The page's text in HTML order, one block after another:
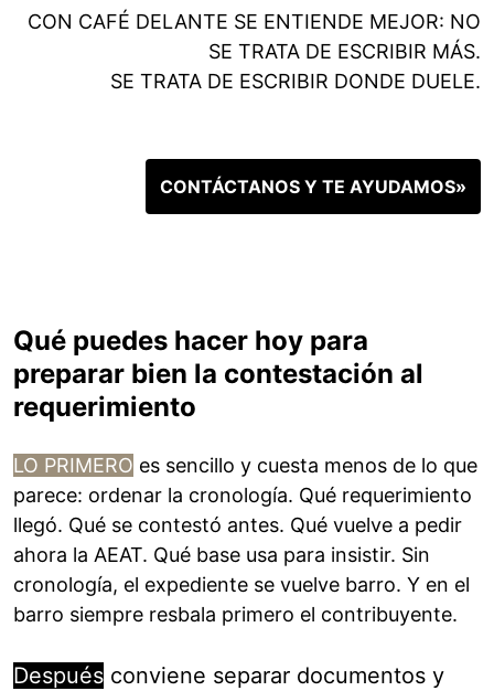
CON CAFÉ DELANTE SE ENTIENDE MEJOR: NO
SE TRATA DE ESCRIBIR MÁS.
SE TRATA DE ESCRIBIR DONDE DUELE.
CONTÁCTANOS Y TE AYUDAMOS»
Qué puedes hacer hoy para
preparar bien la contestación al
requerimiento
LO PRIMERO es sencillo y cuesta menos de lo que
parece: ordenar la cronología. Qué requerimiento
llegó. Qué se contestó antes. Qué vuelve a pedir
ahora la AEAT. Qué base usa para insistir. Sin
cronología, el expediente se vuelve barro. Y en el
barro siempre resbala primero el contribuyente.
Después conviene separar documentos y